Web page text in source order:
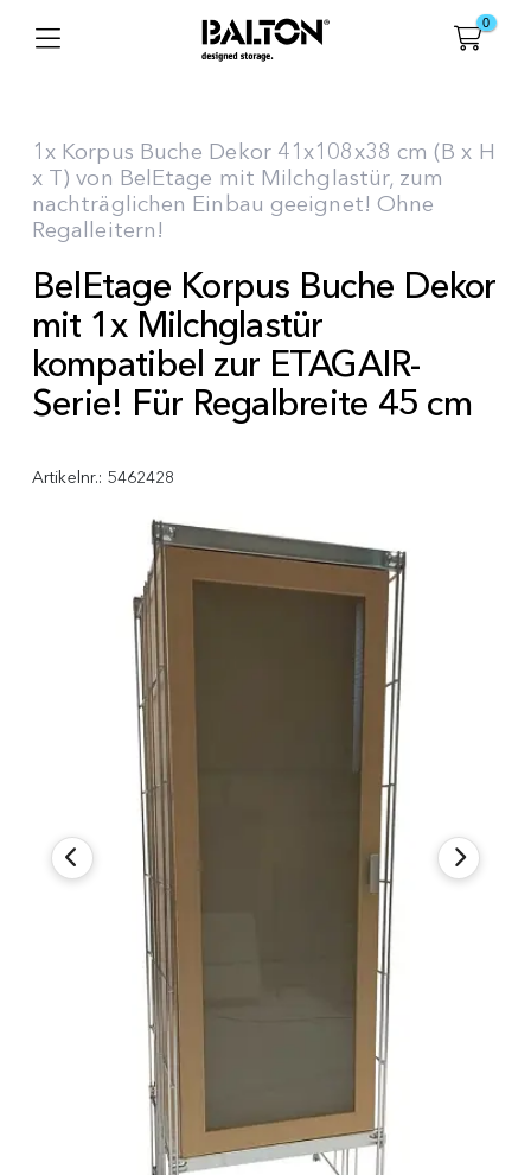
0
1x Korpus Buche Dekor 41x108x38 cm (B x H
x T) von BelEtage mit Milchglastür, zum
nachträglichen Einbau geeignet! Ohne
Regalleitern!
BelEtage Korpus Buche Dekor
mit 1x Milchglastür
kompatibel zur ETAGAIR-
Serie! Für Regalbreite 45 cm
Artikelnr.: 5462428